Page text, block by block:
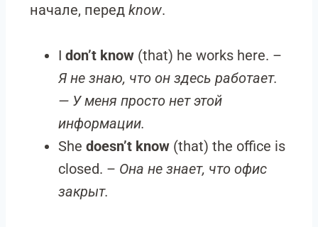
начале, перед know.
I don’t know (that) he works here. –
Я не знаю, что он здесь работает.
— У меня просто нет этой
информации.
She doesn’t know (that) the office is
closed. – Она не знает, что офис
закрыт.